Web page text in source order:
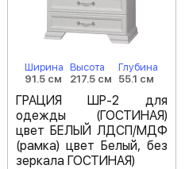
Ширина
91.5 см
Высота
217.5 см
Глубина
55.1 см
ГРАЦИЯ ШР-2 для
одежды (ГОСТИНАЯ)
цвет БЕЛЫЙ ЛДСП/МДФ
(рамка) цвет Белый, без
зеркала ГОСТИНАЯ)